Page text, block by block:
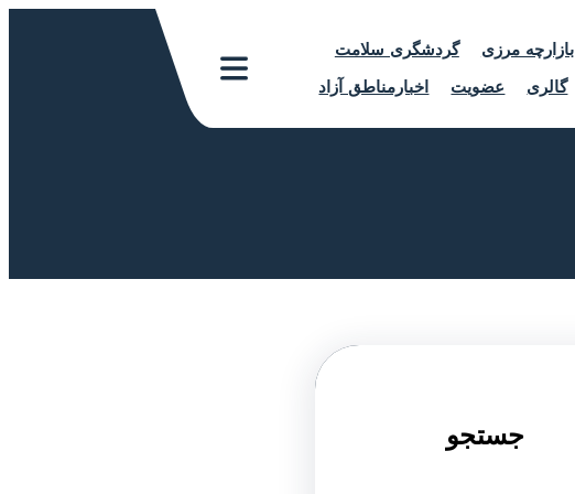
بازارچه مرزی گردشگری سلامت
گالری عضویت اخبارمناطق آزاد
جستجو